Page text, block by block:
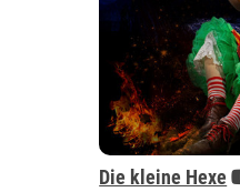
Die kleine Hexe